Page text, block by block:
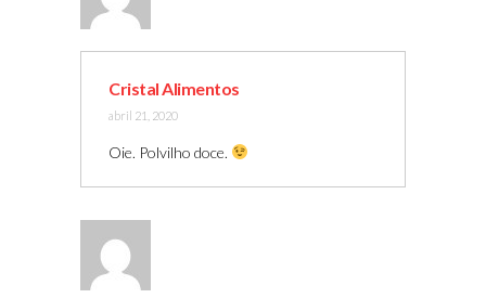
Cristal Alimentos
abril 21, 2020
Oie. Polvilho doce.